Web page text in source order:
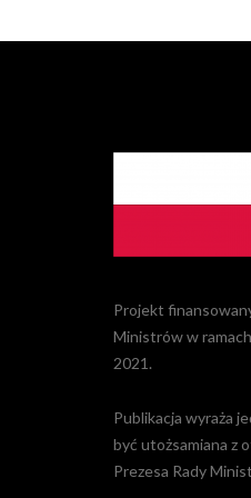
Projekt
Ministrów w
2021.
Publikacja wyraża
być utożsamiana z
Prezesa Rady